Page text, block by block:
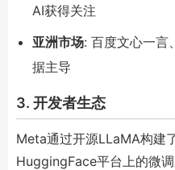
AI获得关注
亚洲市场: 百度文心一言
据主导
3. 开发者生态
Meta通过开源LLaMA构建
HuggingFace平台上的微